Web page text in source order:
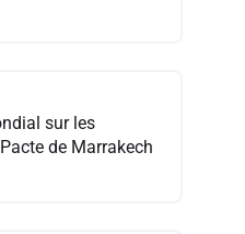
sur les
de Marrakech